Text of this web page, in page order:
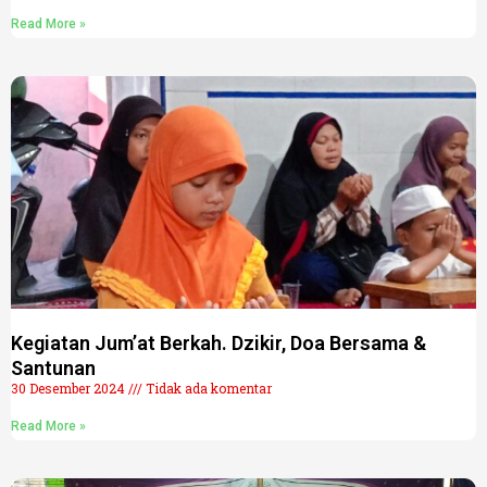
Read More »
Kegiatan Jum’at Berkah. Dzikir, Doa Bersama &
Santunan
30 Desember 2024 Tidak ada komentar
Read More »